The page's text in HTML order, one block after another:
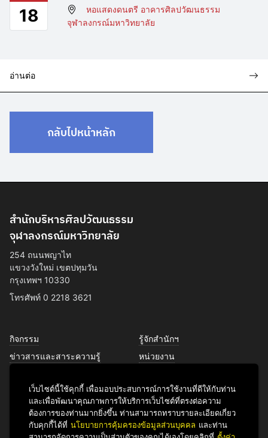
18
หอแสดงดนตรี อาคารศิลปวัฒนธรรม
จุฬาลงกรณ์มหาวิทยาลัย
อ่านต่อ
กลับไปหน้าหลัก
สำนักบริหารศิลปวัฒนธรรม
จุฬาลงกรณ์มหาวิทยาลัย
254 ถนนพญาไท
แขวงวังใหม่ เขตปทุมวัน
กรุงเทพฯ 10330
โทรศัพท์ 0 2218 3621
กิจกรรม
ข่าวสารและสาระความรู้
ศิลปวัฒนธรรม
รู้จักสำนักฯ
หน่วยงาน
บริการของเรา
ติดต่อเรา
เว็บไซต์นี้ใช้คุกกี้ เพื่อมอบประสบการณ์การใช้งานที่ดีให้กับท่าน
และเพื่อพัฒนาคุณภาพการให้บริการเว็บไซต์ที่ตรงต่อความ
ต้องการของท่านมากยิ่งขึ้น ท่านสามารถทราบรายละเอียดเกี่ยว
กับคุกกี้ได้ที่ นโยบายการคุ้มครองข้อมูลส่วนบุคคล และท่าน